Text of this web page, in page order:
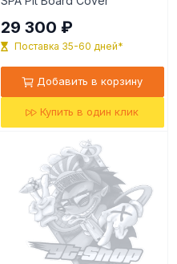
29 300 ₽
Поставка 35-60 дней*
Добавить в корзину
Купить в один клик